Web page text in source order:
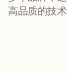
高品质的技